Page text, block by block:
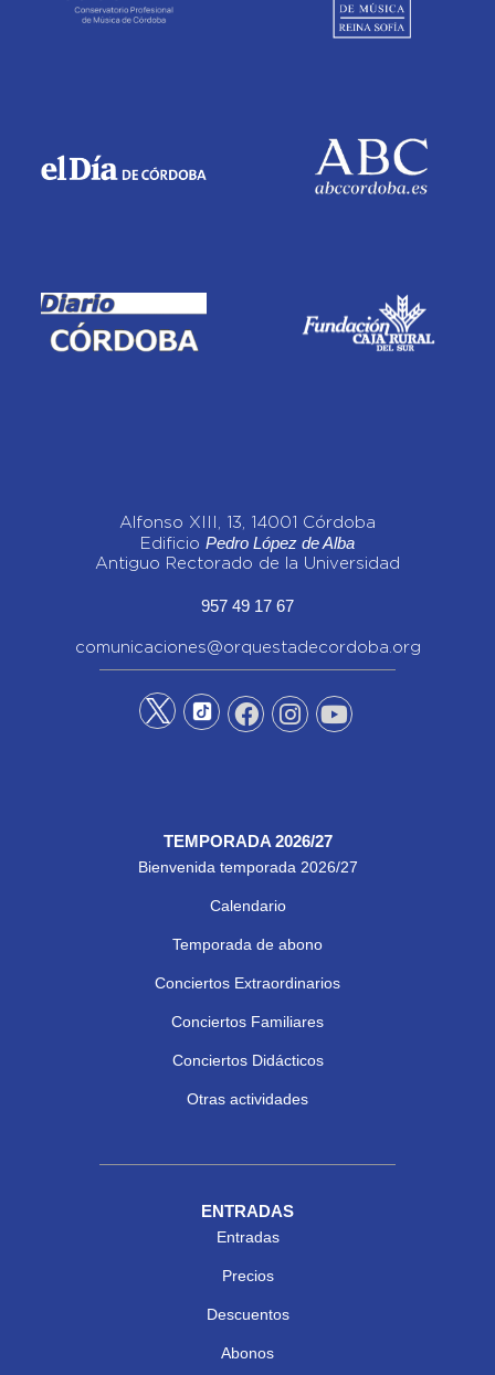
Alfonso XIII, 13, 14001 Córdoba
Edificio Pedro López de Alba
Antiguo Rectorado de la Universidad
957 49 17 67
comunicaciones@orquestadecordoba.org
TEMPORADA 2026/27
Bienvenida temporada 2026/27
Calendario
Temporada de abono
Conciertos Extraordinarios
Conciertos Familiares
Conciertos Didácticos
Otras actividades
ENTRADAS
Entradas
Precios
Descuentos
Abonos